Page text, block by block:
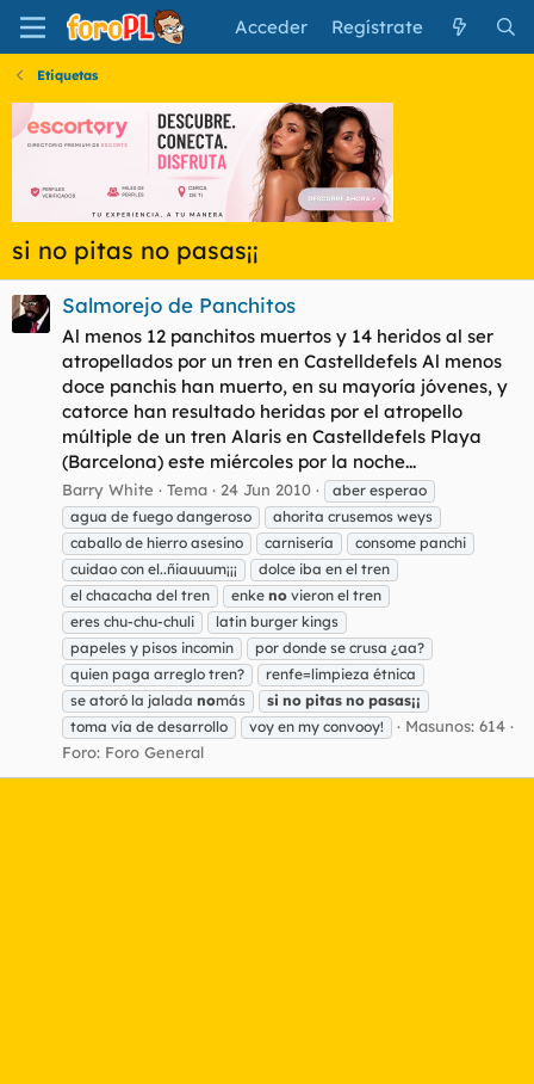
Acceder Regístrate
Etiquetas
si no pitas no pasas¡¡
Salmorejo de Panchitos
Al menos 12 panchitos muertos y 14 heridos al ser
atropellados por un tren en Castelldefels Al menos
doce panchis han muerto, en su mayoría jóvenes, y
catorce han resultado heridas por el atropello
múltiple de un tren Alaris en Castelldefels Playa
(Barcelona) este miércoles por la noche...
Barry White Tema 24 Jun 2010
aber esperao
agua de fuego dangeroso
ahorita crusemos weys
caballo de hierro asesino
carnisería
consome panchi
cuidao con el..ñiauuum¡¡¡
dolce iba en el tren
el chacacha del tren
enke no vieron el tren
eres chu-chu-chuli
latin burger kings
papeles y pisos incomin
por donde se crusa ¿aa?
quien paga arreglo tren?
renfe=limpieza étnica
se atoró la jalada nomás si no pitas no pasas¡¡
toma vía de desarrollo
voy en my convooy!
Masunos: 614
Foro: Foro General